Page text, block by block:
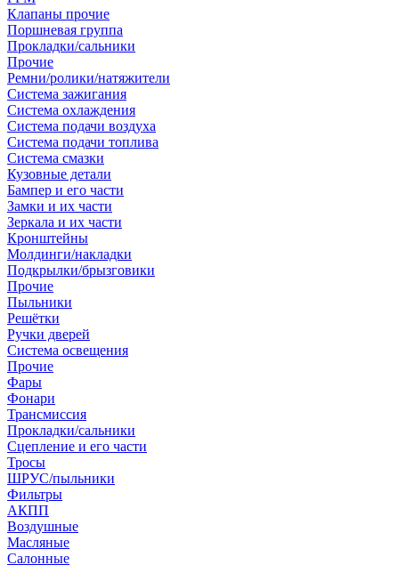
Клапаны прочие
Поршневая группа
Прокладки/сальники
Прочие
Ремни/ролики/натяжители
Система зажигания
Система охлаждения
Система подачи воздуха
Система подачи топлива
Система смазки
Кузовные детали
Бампер и его части
Замки и их части
Зеркала и их части
Кронштейны
Молдинги/накладки
Подкрылки/брызговики
Прочие
Пыльники
Решётки
Ручки дверей
Система освещения
Прочие
Фары
Фонари
Трансмиссия
Прокладки/сальники
Сцепление и его части
Тросы
ШРУС/пыльники
Фильтры
АКПП
Воздушные
Масляные
Салонные